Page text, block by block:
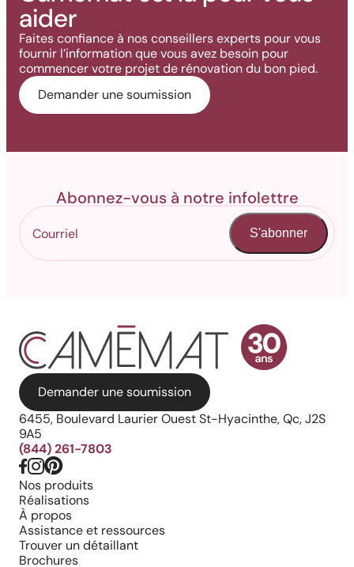
aider
Faites confiance à nos conseillers experts pour vous
fournir l’information que vous avez besoin pour
commencer votre projet de rénovation du bon pied.
Demander une soumission
Abonnez-vous à notre infolettre
S'abonner
Demander une soumission
6455, Boulevard Laurier Ouest St-Hyacinthe, Qc, J2S
9A5
(844) 261-7803
Nos produits
Réalisations
À propos
Assistance et ressources
Trouver un détaillant
Brochures